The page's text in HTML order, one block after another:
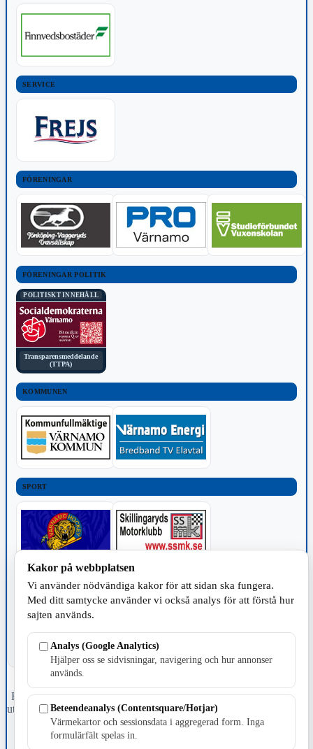
SERVICE
FÖRENINGAR
FÖRENINGAR POLITIK
POLITISKT INNEHÅLL
Transparensmeddelande
(TTPA)
KOMMUNEN
SPORT
TILLVERKNING
Fristående webbtidningsföretag grundat 1991 som sedan 2002 ger
ut tidningen Skillingaryd.nu och 2010 lanserades Värnamo.nu. Från
april 2026 omfattar Skillingaryd.nu tre kommuner: Gnosjö,
Värnamo och Vaggeryds kommun.
Kakor på webbplatsen
Vi använder nödvändiga kakor för att sidan ska fungera.
Med ditt samtycke använder vi också analys för att förstå hur
sajten används.
Analys (Google Analytics)
Hjälper oss se sidvisningar, navigering och hur annonser
används.
Beteendeanalys (Contentsquare/Hotjar)
Värmekartor och sessionsdata i aggregerad form. Inga
formulärfält spelas in.